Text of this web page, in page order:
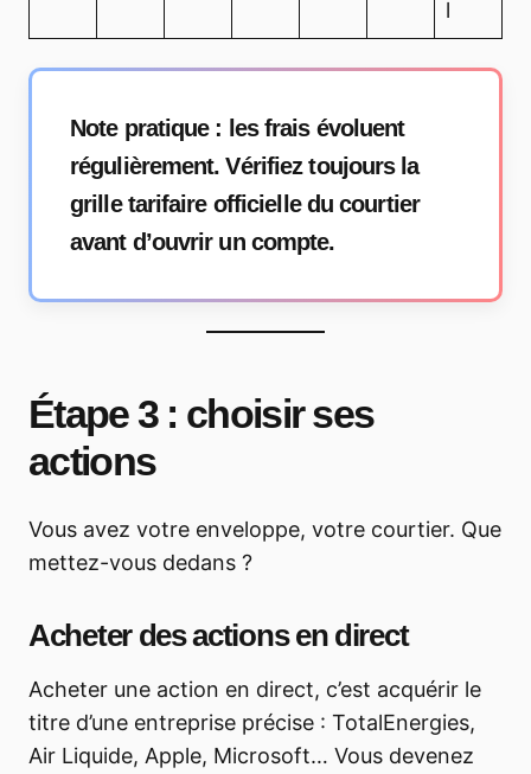
l
Note pratique : les frais évoluent
régulièrement. Vérifiez toujours la
grille tarifaire officielle du courtier
avant d’ouvrir un compte.
Étape 3 : choisir ses
actions
Vous avez votre enveloppe, votre courtier. Que
mettez-vous dedans ?
Acheter des actions en direct
Acheter une action en direct, c’est acquérir le
titre d’une entreprise précise : TotalEnergies,
Air Liquide, Apple, Microsoft… Vous devenez